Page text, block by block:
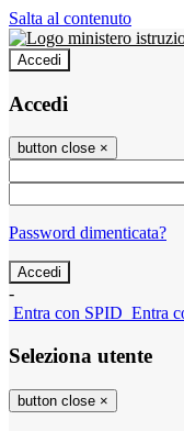
Salta al contenuto
Accedi
Accedi
button close ×
Password dimenticata?
-
Entra con SPID Entra
Seleziona utente
button close ×